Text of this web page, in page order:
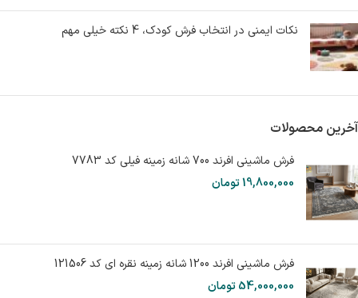
نکات ایمنی در انتخاب فرش کودک، 4 نکته خیلی مهم
آخرین محصولات
فرش ماشینی افرند 700 شانه زمینه فیلی کد 7783
19,800,000تومان
فرش ماشینی افرند 1200 شانه زمینه نقره ای کد 121506
54,000,000تومان